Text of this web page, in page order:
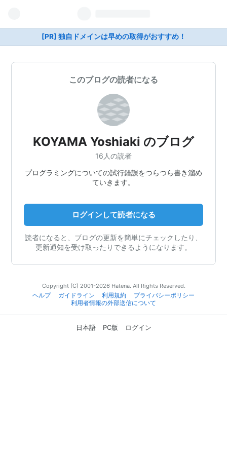
[PR] 独自ドメインは早めの取得がおすすめ！
このブログの読者になる
KOYAMA Yoshiaki のブログ
16人の読者
プログラミングについての試行錯誤をつらつら書き溜め
ていきます。
ログインして読者になる
読者になると、ブログの更新を簡単にチェックしたり、
更新通知を受け取ったりできるようになります。
Copyright (C) 2001-2026 Hatena. All Rights Reserved.
ヘルプ
ガイドライン 利用規約
プライバシーポリシー
利用者情報の外部送信について
日本語 PC版 ログイン